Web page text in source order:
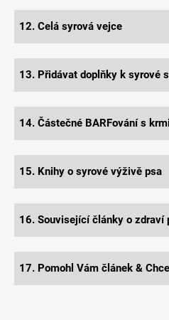
12. Celá syrová vejce
13. Přidávat doplňky k syrové
14. Částečné BARFování s
15. Knihy o syrové výživě psa
16. Související články o zdraví
17. Pomohl Vám článek &